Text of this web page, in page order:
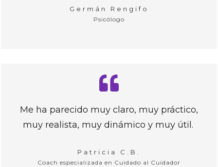
Germán Rengifo
Psicólogo
Me ha parecido muy claro, muy práctico,
muy realista, muy dinámico y muy útil.
Patricia C.B.
Coach especializada en Cuidado al Cuidador